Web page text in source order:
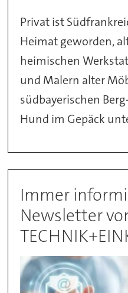
Privat ist
Heimat geworden,
heimischen
und Malern alter
südbayerischen
Hund im Gepäck
Immer
Newsletter